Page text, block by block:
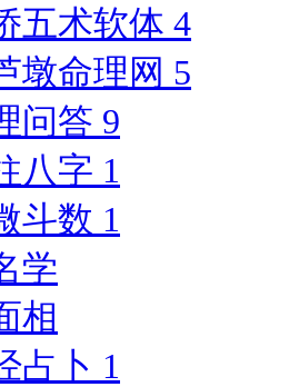
五术软体 4
墩命理网 5
问答 9
八字 1
斗数 1
学
相
占卜 1